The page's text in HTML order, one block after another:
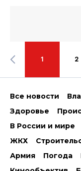
1 2
Все новости
Здоровье
В России и мире
ЖКХ
Армия
Погода